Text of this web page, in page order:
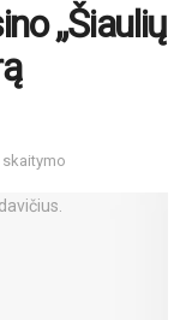
„Šiaulių
skaitymo